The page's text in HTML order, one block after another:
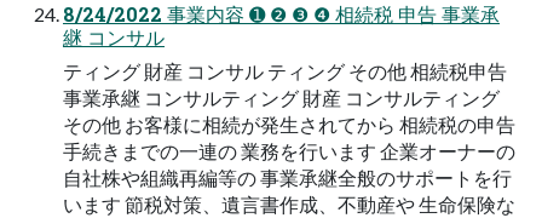
8/24/2022 事業内容 ➊ ❷ ❸ ❹ 相続税 申告 事業承
継 コンサル
ティング 財産 コンサル ティング その他 相続税申告
事業承継 コンサルティング 財産 コンサルティング
その他 お客様に相続が発生されてから 相続税の申告
手続きまでの一連の 業務を行います 企業オーナーの
自社株や組織再編等の 事業承継全般のサポートを行
います 節税対策、遺言書作成、不動産や 生命保険な